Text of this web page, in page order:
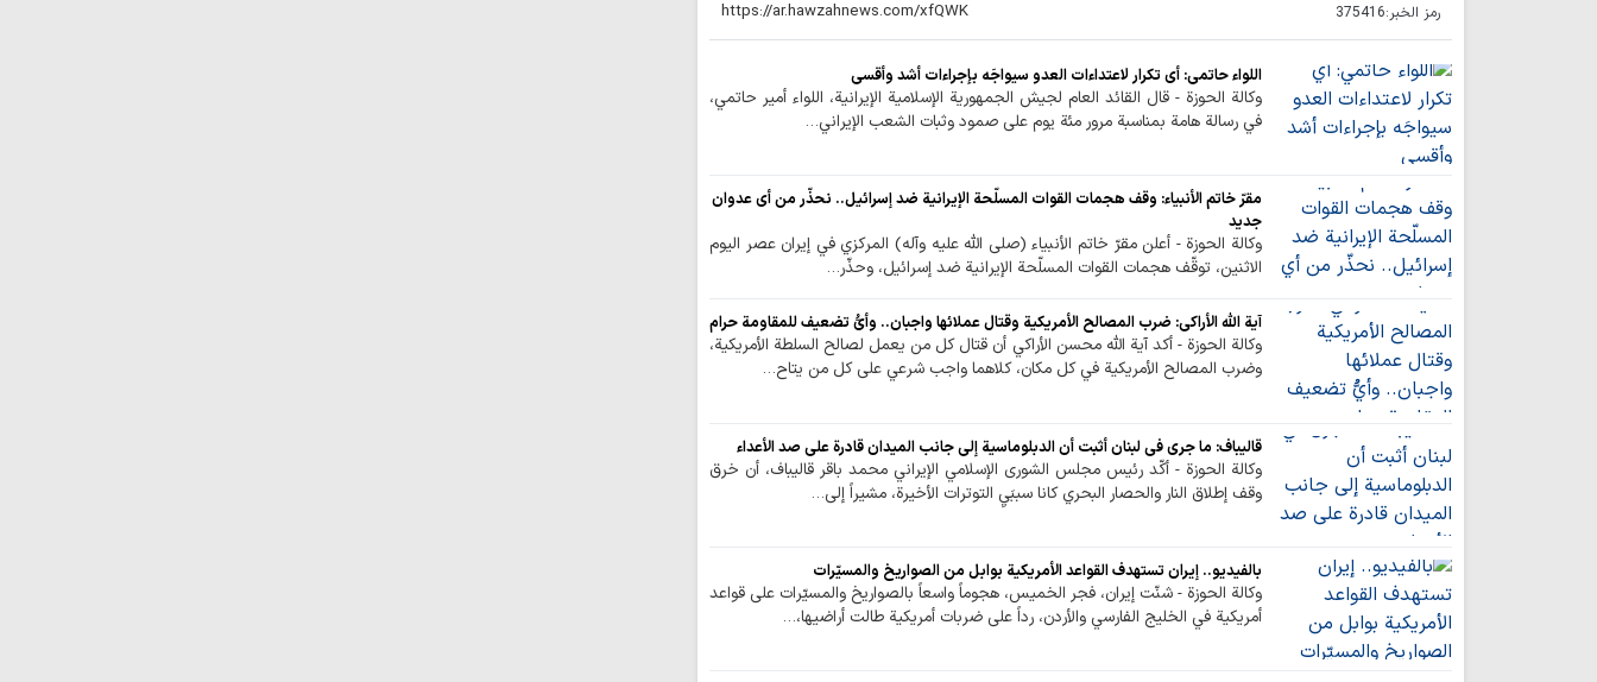
رمز الخبر:375416
اللواء حاتمي: أي تكرار لاعتداءات العدو سيواجَه بإجراءات أشد وأقسى
وكالة الحوزة - قال القائد العام لجيش الجمهورية الإسلامية الإيرانية، اللواء أمير حاتمي،
في رسالة هامة بمناسبة مرور مئة يوم على صمود وثبات الشعب الإيراني…
مقرّ خاتم الأنبياء: وقف هجمات القوات المسلّحة الإيرانية ضد إسرائيل.. نحذّر من أي عدوان
جديد
وكالة الحوزة - أعلن مقرّ خاتم الأنبياء (صلى الله عليه وآله) المركزي في إيران عصر اليوم
الاثنين، توقّف هجمات القوات المسلّحة الإيرانية ضد إسرائيل، وحذّر…
آية الله الأراكي: ضرب المصالح الأمريكية وقتال عملائها واجبان.. وأيُّ تضعيف للمقاومة حرام
وكالة الحوزة - أكد آية الله محسن الأراكي أن قتال كل من يعمل لصالح السلطة الأمريكية،
وضرب المصالح الأمريكية في كل مكان، كلاهما واجب شرعي على كل من يتاح…
قاليباف: ما جرى في لبنان أثبت أن الدبلوماسية إلى جانب الميدان قادرة على صد الأعداء
وكالة الحوزة - أكّد رئيس مجلس الشورى الإسلامي الإيراني محمد باقر قاليباف، أن خرق
وقف إطلاق النار والحصار البحري كانا سببَيِ التوترات الأخيرة، مشيراً إلى…
بالفيديو.. إيران تستهدف القواعد الأمريكية بوابل من الصواريخ والمسيّرات
وكالة الحوزة - شنّت إيران، فجر الخميس، هجوماً واسعاً بالصواريخ والمسيّرات على قواعد
أمريكية في الخليج الفارسي والأردن، رداً على ضربات أمريكية طالت أراضيها،…